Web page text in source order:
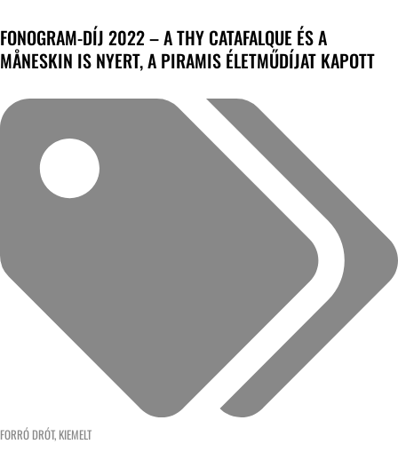
FONOGRAM-DÍJ 2022 – A THY CATAFALQUE ÉS A
MÅNESKIN IS NYERT, A PIRAMIS ÉLETMŰDÍJAT KAPOTT
FORRÓ DRÓT, KIEMELT